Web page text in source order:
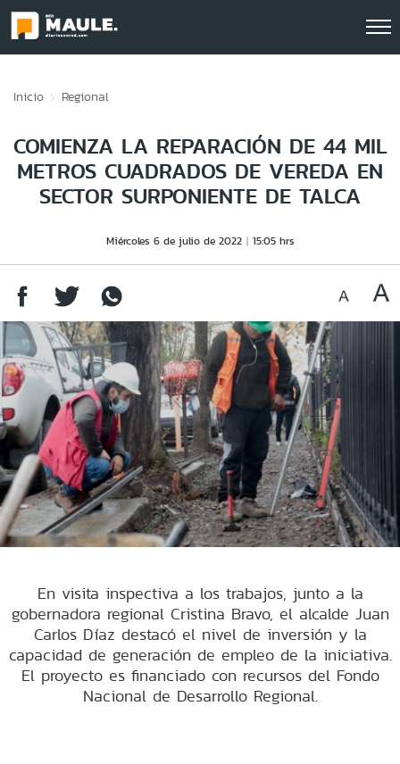
Inicio Regional
COMIENZA LA REPARACIÓN DE 44 MIL
METROS CUADRADOS DE VEREDA EN
SECTOR SURPONIENTE DE TALCA
Miércoles 6 de julio de 2022 15:05 hrs
En visita inspectiva a los trabajos, junto a la
gobernadora regional Cristina Bravo, el alcalde Juan
Carlos Díaz destacó el nivel de inversión y la
capacidad de generación de empleo de la iniciativa.
El proyecto es financiado con recursos del Fondo
Nacional de Desarrollo Regional.